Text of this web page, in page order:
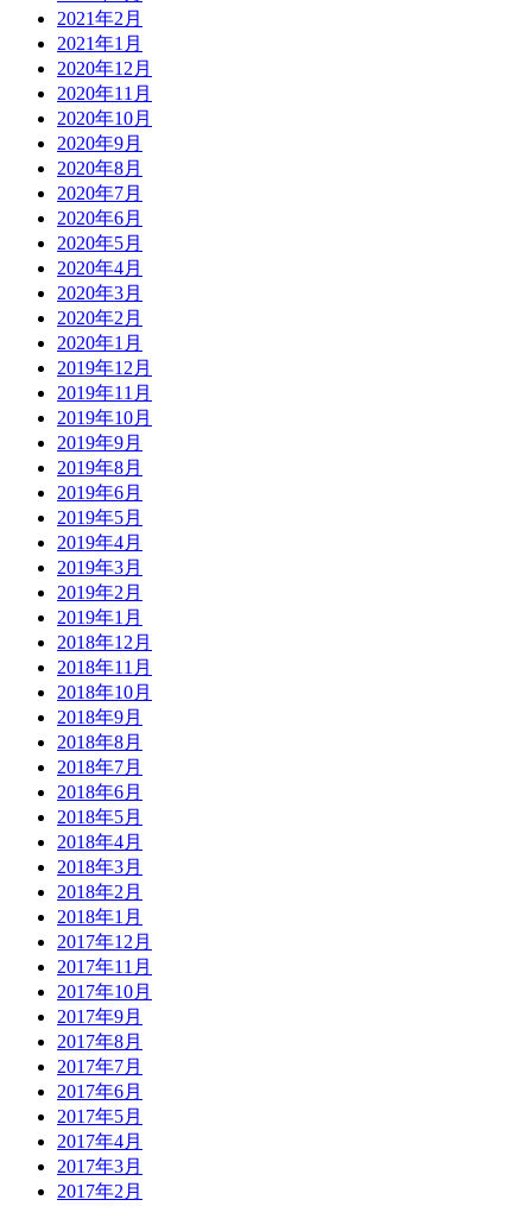
2021年2月
2021年1月
2020年12月
2020年11月
2020年10月
2020年9月
2020年8月
2020年7月
2020年6月
2020年5月
2020年4月
2020年3月
2020年2月
2020年1月
2019年12月
2019年11月
2019年10月
2019年9月
2019年8月
2019年6月
2019年5月
2019年4月
2019年3月
2019年2月
2019年1月
2018年12月
2018年11月
2018年10月
2018年9月
2018年8月
2018年7月
2018年6月
2018年5月
2018年4月
2018年3月
2018年2月
2018年1月
2017年12月
2017年11月
2017年10月
2017年9月
2017年8月
2017年7月
2017年6月
2017年5月
2017年4月
2017年3月
2017年2月